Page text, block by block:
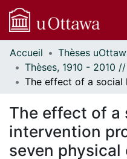
Communautés
et collections
Parcourir
À propos
Accueil
The effect of a
intervention
seven physical